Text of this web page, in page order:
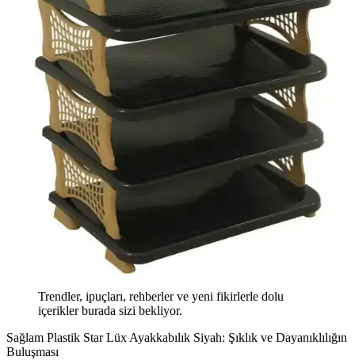
Trendler, ipuçları, rehberler ve yeni fikirlerle dolu
içerikler burada sizi bekliyor.
Sağlam Plastik Star Lüx Ayakkabılık Siyah: Şıklık ve Dayanıklılığın
Buluşması